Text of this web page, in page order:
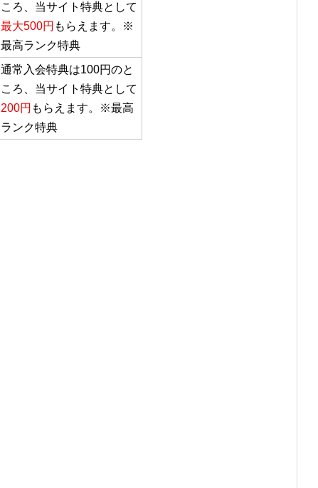
ころ、当サイト特典として
最大500円 もらえます。※
最高ランク特典
通常入会特典は100円のと
ころ、当サイト特典として
200円 もらえます。※最高
ランク特典